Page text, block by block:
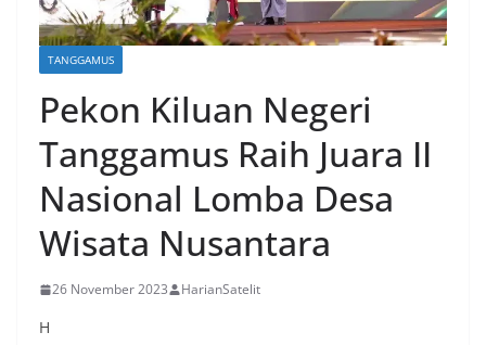
TANGGAMUS
Pekon Kiluan Negeri
Tanggamus Raih Juara II
Nasional Lomba Desa
Wisata Nusantara
26 November 2023 HarianSatelit
H